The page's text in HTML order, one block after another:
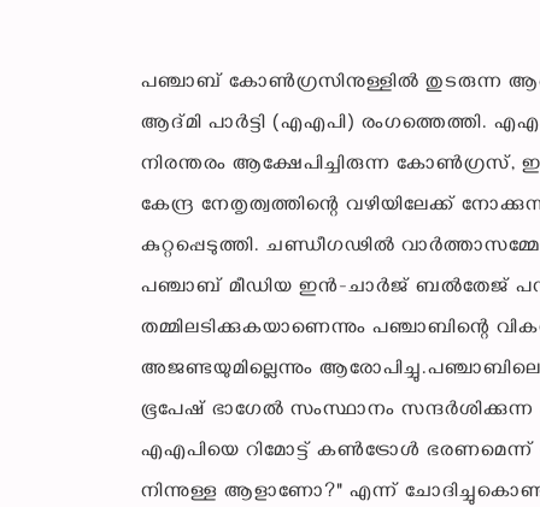
പഞ്ചാബ് കോൺഗ്രസിനുള്ളിൽ തുടരുന്ന
ആദ്മി പാർട്ടി (എഎപി) രംഗത്തെത്തി.
നിരന്തരം ആക്ഷേപിച്ചിരുന്ന കോൺഗ്രസ്,
കേന്ദ്ര നേതൃത്വത്തിന്റെ വഴിയിലേക്ക്
കുറ്റപ്പെടുത്തി. ചണ്ഡീഗഢിൽ
പഞ്ചാബ് മീഡിയ ഇൻ-ചാർജ് ബൽതേജ്
തമ്മിലടിക്കുകയാണെന്നും പഞ്ചാബിന്റെ
അജണ്ടയുമില്ലെന്നും
ഭൂപേഷ് ഭാഗേൽ സംസ്ഥാനം
എഎപിയെ റിമോട്ട് കൺട്രോൾ ഭരണമെന്ന്
നിന്നുള്ള ആളാണോ?" എന്ന്